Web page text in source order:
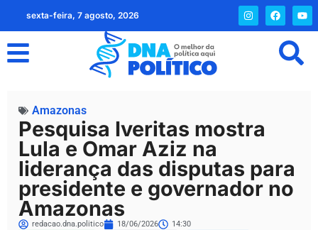
sexta-feira, 7 agosto, 2026
Amazonas
Pesquisa Iveritas mostra
Lula e Omar Aziz na
liderança das disputas para
presidente e governador no
Amazonas
redacao.dna.politico 18/06/2026 14:30